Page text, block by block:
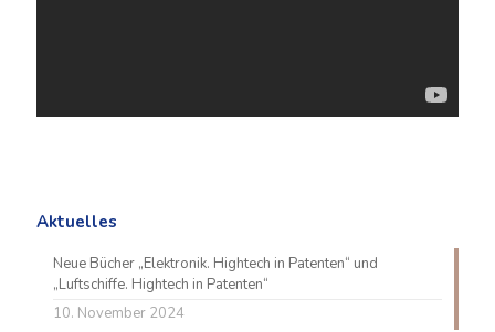
Aktuelles
Neue Bücher „Elektronik. Hightech in Patenten“ und
„Luftschiffe. Hightech in Patenten“
10. November 2024